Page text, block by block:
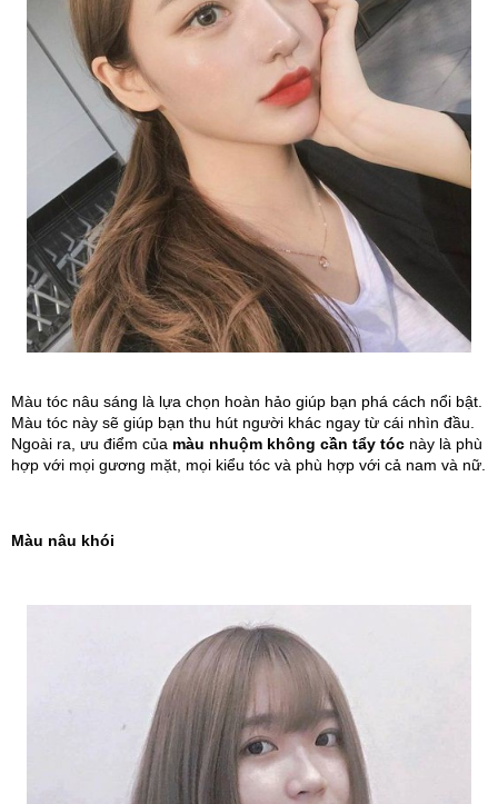
Màu tóc nâu sáng là lựa chọn hoàn hảo giúp bạn phá cách nổi bật.
Màu tóc này sẽ giúp bạn thu hút người khác ngay từ cái nhìn đầu.
Ngoài ra, ưu điểm của màu nhuộm không cần tẩy tóc này là phù
hợp với mọi gương mặt, mọi kiểu tóc và phù hợp với cả nam và nữ.
Màu nâu khói